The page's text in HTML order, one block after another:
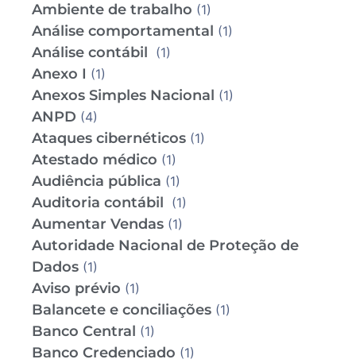
Ambiente de trabalho (1)
Análise comportamental (1)
Análise contábil (1)
Anexo I (1)
Anexos Simples Nacional (1)
ANPD (4)
Ataques cibernéticos (1)
Atestado médico (1)
Audiência pública (1)
Auditoria contábil (1)
Aumentar Vendas (1)
Autoridade Nacional de Proteção de
Dados (1)
Aviso prévio (1)
Balancete e conciliações (1)
Banco Central (1)
Banco Credenciado (1)